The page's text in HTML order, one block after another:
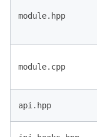
module.hpp
module.cpp
api.hpp